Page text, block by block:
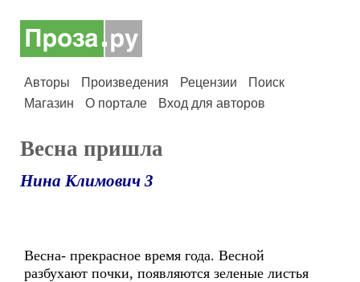
Авторы Произведения Рецензии
Поиск
Магазин
О портале Вход для авторов
Весна пришла
Нина Климович 3
Весна- прекрасное время года. Весной
разбухают почки, появляются зеленые листья